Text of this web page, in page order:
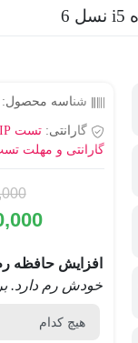
شناسه محصول:
گارانتی:
گارانتی و مهلت
افزایش حافظه
خودش رم دارد.